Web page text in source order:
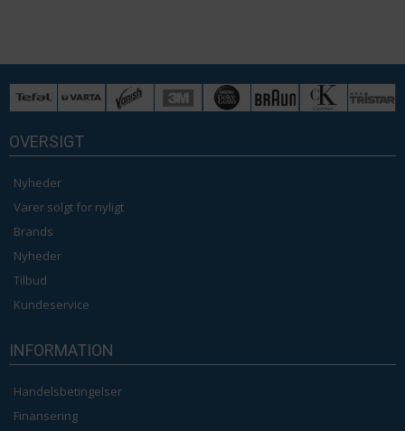
OVERSIGT
Nyheder
Varer solgt for nyligt
Brands
Nyheder
Tilbud
Kundeservice
INFORMATION
Handelsbetingelser
Finansering